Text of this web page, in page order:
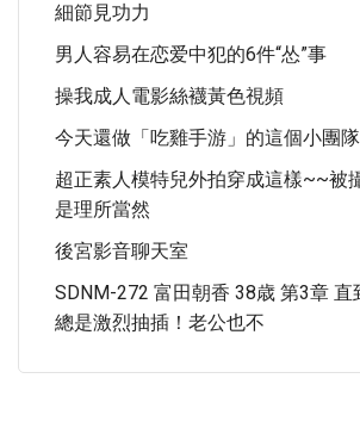
細節見功力
男人容易在恋爱中犯的6件“怂”事
操我成人電影絲襪黃色視頻
今天還做「吃雞手游」的這個小團
超正素人模特兒外拍穿成這樣~~被
是理所當然
後宮影音聊天室
SDNM-272 富田朝香 38歳 第3章 直
總是激烈抽插！老公也不